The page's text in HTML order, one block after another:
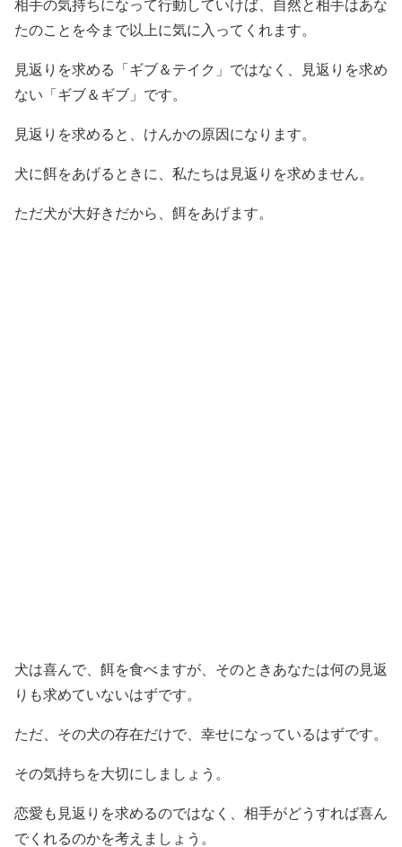
相手の気持ちになって行動していけば、自然と相手はあな
たのことを今まで以上に気に入ってくれます。
見返りを求める「ギブ＆テイク」ではなく、見返りを求め
ない「ギブ＆ギブ」です。
見返りを求めると、けんかの原因になります。
犬に餌をあげるときに、私たちは見返りを求めません。
ただ犬が大好きだから、餌をあげます。
犬は喜んで、餌を食べますが、そのときあなたは何の見返
りも求めていないはずです。
ただ、その犬の存在だけで、幸せになっているはずです。
その気持ちを大切にしましょう。
恋愛も見返りを求めるのではなく、相手がどうすれば喜ん
でくれるのかを考えましょう。